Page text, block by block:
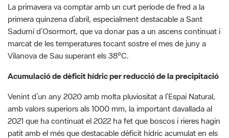
marcat de les temperatures tocant sostre el mes de juny a
Vilanova de Sau superant els 38ºC.
Acumulació de dèficit hídric per reducció de la precipitació
Venint d’un any 2020 amb molta pluviositat a l’Espai Natural,
amb valors superiors als 1000 mm, la important davallada al
2021 que ha continuat el 2022 ha fet que boscos i rieres hagin
patit amb el més que destacable dèficit hídric acumulat en els
tres períodes.
Les precipitacions anuals a les tres estacions de l’Espai Natural